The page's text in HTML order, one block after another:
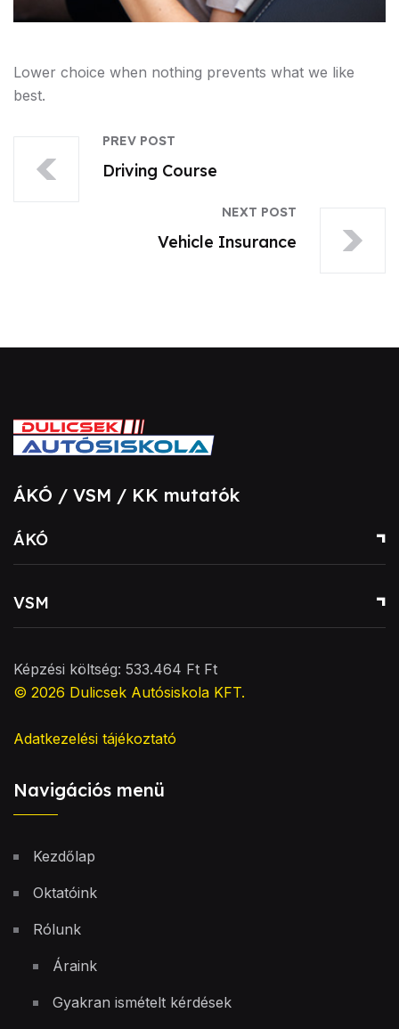
Lower choice when nothing prevents what we like
best.
PREV POST
Driving Course
NEXT POST
Vehicle Insurance
ÁKÓ / VSM / KK mutatók
ÁKÓ
VSM
Képzési költség: 533.464 Ft Ft
© 2026 Dulicsek Autósiskola KFT.
Adatkezelési tájékoztató
Navigációs menü
Kezdőlap
Oktatóink
Rólunk
Áraink
Gyakran ismételt kérdések